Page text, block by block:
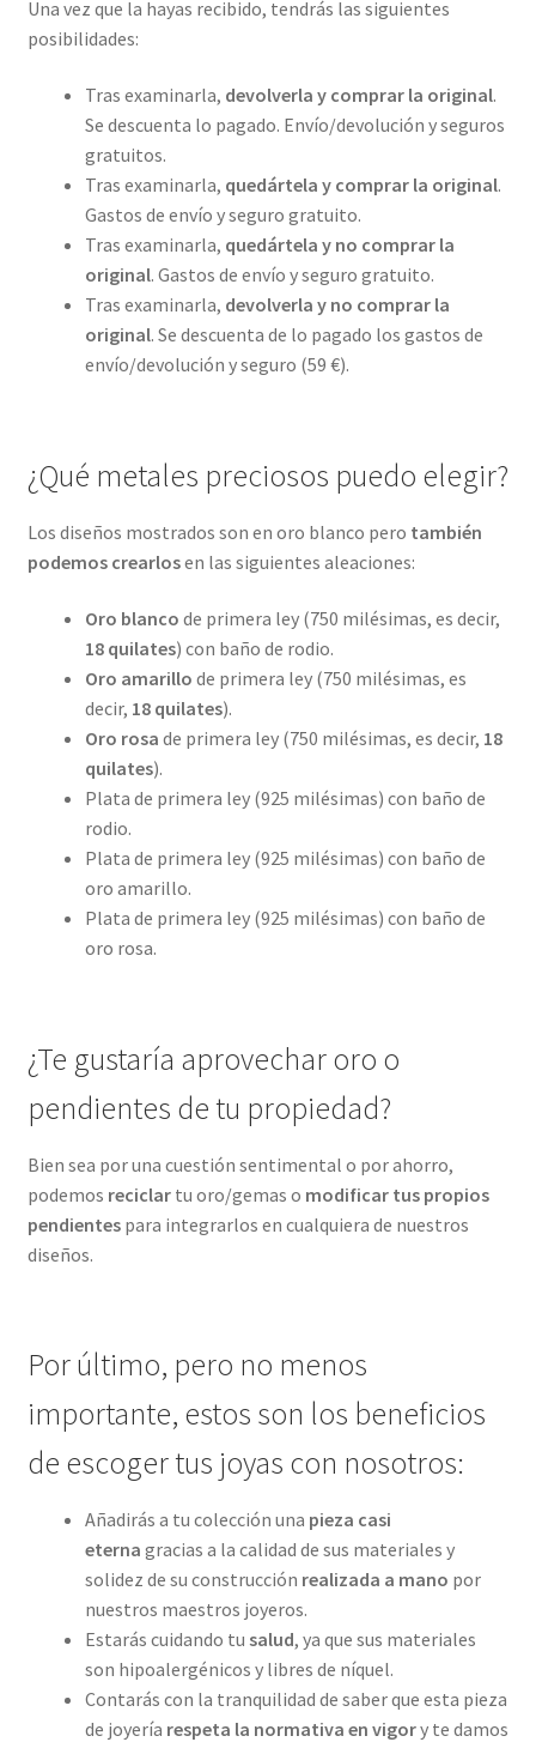
Una vez que la hayas recibido, tendrás las siguientes
posibilidades:
Tras examinarla, devolverla y comprar la original.
Se descuenta lo pagado. Envío/devolución y seguros
gratuitos.
Tras examinarla, quedártela y comprar la original.
Gastos de envío y seguro gratuito.
Tras examinarla, quedártela y no comprar la
original. Gastos de envío y seguro gratuito.
Tras examinarla, devolverla y no comprar la
original. Se descuenta de lo pagado los gastos de
envío/devolución y seguro (59 €).
¿Qué metales preciosos puedo elegir?
Los diseños mostrados son en oro blanco pero también
podemos crearlosen las siguientes aleaciones:
Oro blanco de primera ley (750 milésimas, es decir,
18 quilates) con baño de rodio.
Oro amarillo de primera ley (750 milésimas, es
decir, 18 quilates).
Oro rosa de primera ley (750 milésimas, es decir, 18
quilates).
Plata de primera ley (925 milésimas) con baño de
rodio.
Plata de primera ley (925 milésimas) con baño de
oro amarillo.
Plata de primera ley (925 milésimas) con baño de
oro rosa.
¿Te gustaría aprovechar oro o
pendientes de tu propiedad?
Bien sea por una cuestión sentimental o por ahorro,
podemos reciclartu oro/gemas o modificar tus propios
pendientespara integrarlos en cualquiera de nuestros
diseños.
Por último, pero no menos
importante, estos son los beneficios
de escoger tus joyas con nosotros:
Añadirás a tu colección una pieza casi
eterna gracias a la calidad de sus materiales y
solidez de su construcción realizada a mano por
nuestros maestros joyeros.
Estarás cuidando tu salud, ya que sus materiales
son hipoalergénicos y libres de níquel.
Contarás con la tranquilidad de saber que esta pieza
de joyería respeta la normativa en vigory te damos